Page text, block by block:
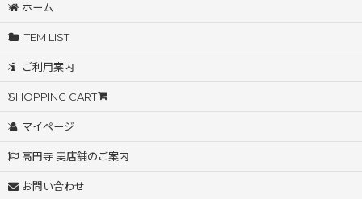
ホーム
ITEM LIST
ご利用案内
SHOPPING CART
マイページ
高円寺 実店舗のご案内
お問い合わせ